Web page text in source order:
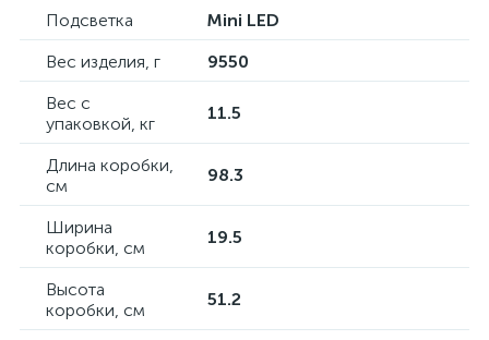
Подсветка
Mini LED
Вес изделия, г
9550
Вес с
упаковкой, кг
11.5
Длина коробки,
см
98.3
Ширина
коробки, см
19.5
Высота
коробки, см
51.2